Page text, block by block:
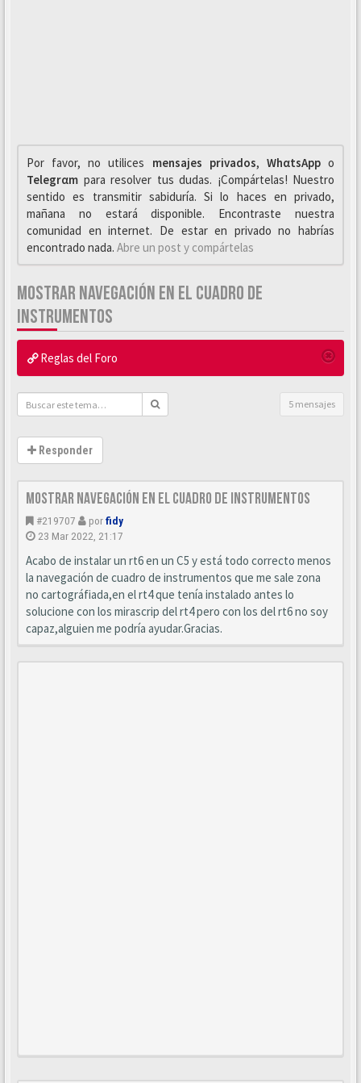
Por favor, no utilices mensajes privados, WhαtsAppo
Telegrαm para resolver tus dudas. ¡Compártelas! Nuestro
sentido es transmitir sabiduría. Si lo haces en privado,
mañana no estará disponible. Encontraste nuestra
comunidad en internet. De estar en privado no habrías
encontrado nada. Abre un post y compártelas
MOSTRAR NAVEGACIÓN EN EL CUADRO DE
INSTRUMENTOS
Reglas del Foro
5 mensajes
Responder
Mostrar navegación en el cuadro de instrumentos
#219707 porfidy
23 Mar 2022, 21:17
Acabo de instalar un rt6 en un C5 y está todo correcto menos
la navegación de cuadro de instrumentos que me sale zona
no cartográfiada,en el rt4 que tenía instalado antes lo
solucione con los mirascrip del rt4 pero con los del rt6 no soy
capaz,alguien me podría ayudar.Gracias.